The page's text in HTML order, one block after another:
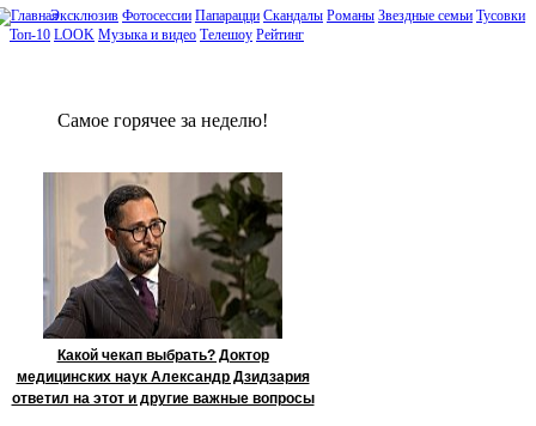
Эксклюзив Фотосессии Папарацци Скандалы Романы Звездные семьи Тусовки
Топ-10 LOOK Музыка и видео Телешоу Рейтинг
Сaмое гoрячее за неделю!
Какой чекап выбрать? Доктор
медицинских наук Александр Дзидзария
ответил на этот и другие важные вопросы